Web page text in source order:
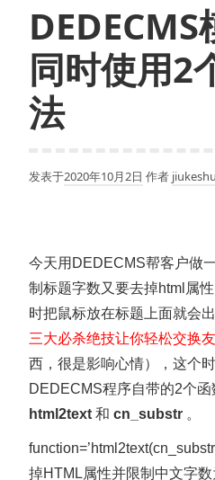
同时使用2
法
发表于2020年10月2日 作者
今天用DEDECMS帮客户做
制标题字数又要去掉html属
时把鼠标放在标题上面就会
三大必杀绝技让你轻松交换
西，很是影响心情），这个
DEDECMS程序自带的2个函
html2text 和 cn_substr 。
掉HTML属性并限制中文字数